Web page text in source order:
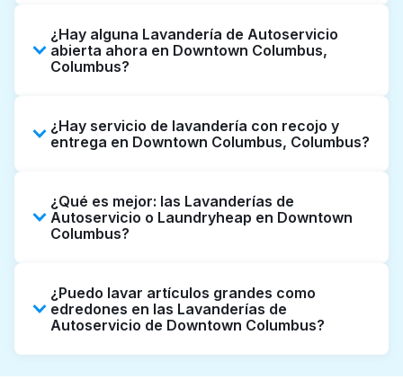
¿Hay alguna Lavandería de Autoservicio
abierta ahora en Downtown Columbus,
Columbus?
Downtown Columbus tienen horarios
extendidos, pero no todas abren hasta tarde
puede ayudarte a encontrar rápidamente la
ubicación abierta más cercana. Como
alternativa, puedes reservar con
¿Hay servicio de lavandería con recojo y
entrega en Downtown Columbus, Columbus?
Columbus, ofreciendo servicio conveniente
de recojo y entrega de lavandería puerta a
Autoservicio.
¿Qué es mejor: las Lavanderías de
Autoservicio o Laundryheap en Downtown
Columbus?
buena opción para lavar por cuenta propia si
tienes tiempo para ir y esperar. Por otro lado,
directamente desde tu puerta u oficina en
¿Puedo lavar artículos grandes como
edredones en las Lavanderías de
Autoservicio de Downtown Columbus?